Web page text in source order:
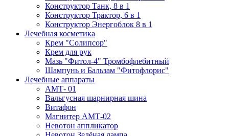
Конструктор Танк, 8 в 1
Конструктор Трактор, 6 в 1
Конструктор Энергоблок 8 в 1
Лечебная косметика
Крем "Солипсор"
Крем для рук
Мазь "Фитол-4" Тромбофлебитный
Шампунь и Бальзам "Фитофлорис"
Лечебные аппараты
АМТ- 01
Вальгусная шарнирная шина
Витафон
Магнитер АМТ-02
Невотон аппликатор